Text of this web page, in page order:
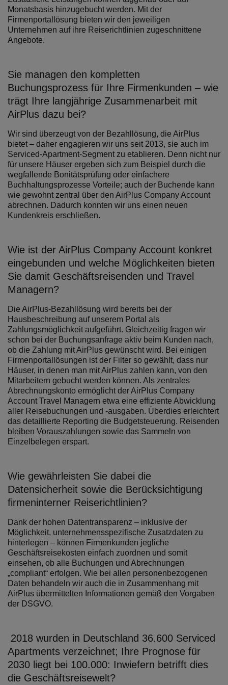
Monatsbasis hinzugebucht werden. Mit der
Firmenportallösung bieten wir den jeweiligen
Unternehmen auf ihre Reiserichtlinien zugeschnittene
Angebote.
Sie managen den kompletten
Buchungsprozess für Ihre Firmenkunden – wie
trägt Ihre langjährige Zusammenarbeit mit
AirPlus dazu bei?
Wir sind überzeugt von der Bezahllösung, die AirPlus
bietet – daher engagieren wir uns seit 2013, sie auch im
Serviced-Apartment-Segment zu etablieren. Denn nicht nur
für unsere Häuser ergeben sich zum Beispiel durch die
wegfallende Bonitätsprüfung oder einfachere
Buchhaltungsprozesse Vorteile; auch der Buchende kann
wie gewohnt zentral über den AirPlus Company Account
abrechnen. Dadurch konnten wir uns einen neuen
Kundenkreis erschließen.
Wie ist der AirPlus Company Account konkret
eingebunden und welche Möglichkeiten bieten
Sie damit Geschäftsreisenden und Travel
Managern?
Die AirPlus-Bezahllösung wird bereits bei der
Hausbeschreibung auf unserem Portal als
Zahlungsmöglichkeit aufgeführt. Gleichzeitig fragen wir
schon bei der Buchungsanfrage aktiv beim Kunden nach,
ob die Zahlung mit AirPlus gewünscht wird. Bei einigen
Firmenportallösungen ist der Filter so gewählt, dass nur
Häuser, in denen man mit AirPlus zahlen kann, von den
Mitarbeitern gebucht werden können. Als zentrales
Abrechnungskonto ermöglicht der AirPlus Company
Account Travel Managern etwa eine effiziente Abwicklung
aller Reisebuchungen und -ausgaben. Überdies erleichtert
das detaillierte Reporting die Budgetsteuerung. Reisenden
bleiben Vorauszahlungen sowie das Sammeln von
Einzelbelegen erspart.
Wie gewährleisten Sie dabei die
Datensicherheit sowie die Berücksichtigung
firmeninterner Reiserichtlinien?
Dank der hohen Datentransparenz – inklusive der
Möglichkeit, unternehmensspezifische Zusatzdaten zu
hinterlegen – können Firmenkunden jegliche
Geschäftsreisekosten einfach zuordnen und somit
einsehen, ob alle Buchungen und Abrechnungen
„compliant“ erfolgen. Wie bei allen personenbezogenen
Daten behandeln wir auch die in Zusammenhang mit
AirPlus übermittelten Informationen gemäß den Vorgaben
der DSGVO.
2018 wurden in Deutschland 36.600 Serviced
Apartments verzeichnet; Ihre Prognose für
2030 liegt bei 100.000: Inwiefern betrifft dies
die Geschäftsreisewelt?